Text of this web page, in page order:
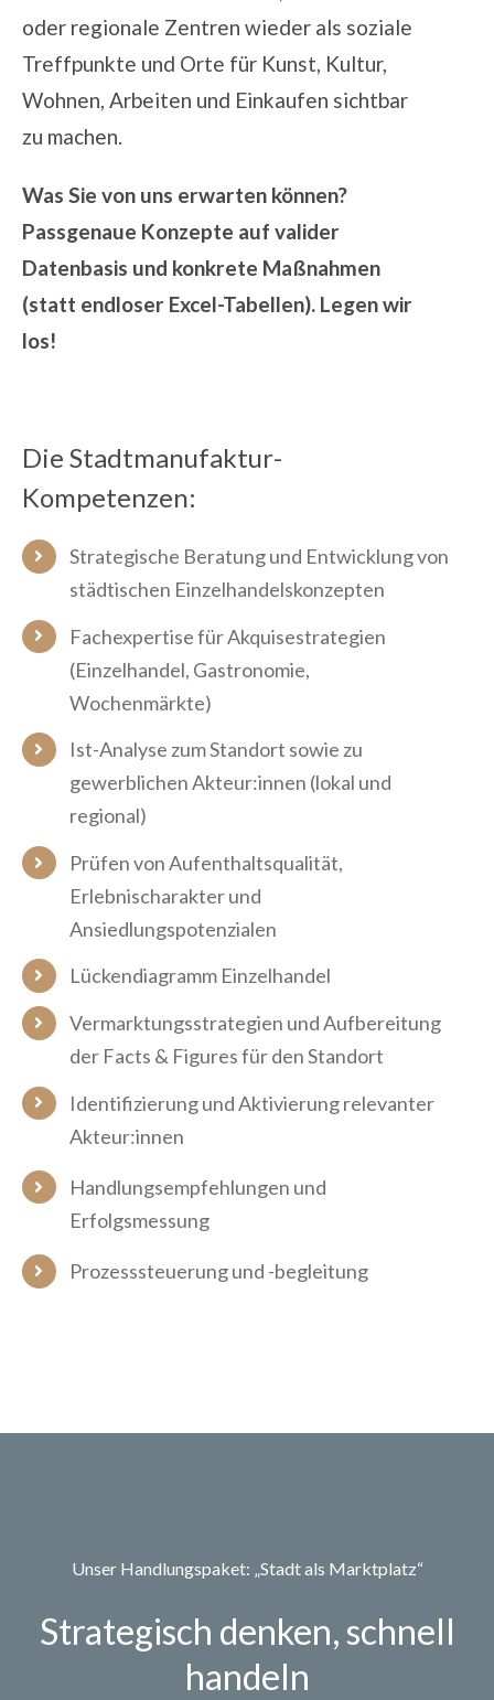
oder regionale Zentren wieder als soziale
Treffpunkte und Orte für Kunst, Kultur,
Wohnen, Arbeiten und Einkaufen sichtbar
zu machen.
Was Sie von uns erwarten können?
Passgenaue Konzepte auf valider
Datenbasis und konkrete Maßnahmen
(statt endloser Excel-Tabellen). Legen wir
los!
Die Stadtmanufaktur-
Kompetenzen:
Strategische Beratung und Entwicklung von
städtischen Einzelhandelskonzepten
Fachexpertise für Akquisestrategien
(Einzelhandel, Gastronomie,
Wochenmärkte)
Ist-Analyse zum Standort sowie zu
gewerblichen Akteur:innen (lokal und
regional)
Prüfen von Aufenthaltsqualität,
Erlebnischarakter und
Ansiedlungspotenzialen
Lückendiagramm Einzelhandel
Vermarktungsstrategien und Aufbereitung
der Facts & Figures für den Standort
Identifizierung und Aktivierung relevanter
Akteur:innen
Handlungsempfehlungen und
Erfolgsmessung
Prozesssteuerung und -begleitung
Unser Handlungspaket: „Stadt als Marktplatz“
Strategisch denken, schnell
handeln